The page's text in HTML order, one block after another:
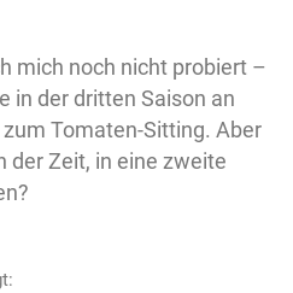
mich noch nicht probiert –
in der dritten Saison an
Tomaten-Sitting. Aber
der Zeit, in eine zweite